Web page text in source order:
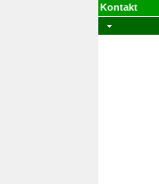
Kontakt